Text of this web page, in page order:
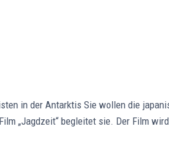
in der Antarktis Sie wollen die
„Jagdzeit“ begleitet sie. Der Film